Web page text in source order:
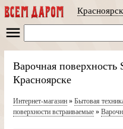
Красноярск
Варочная
Красноярске
Интернет-магазин» Бытовая
поверхности встраиваемые»